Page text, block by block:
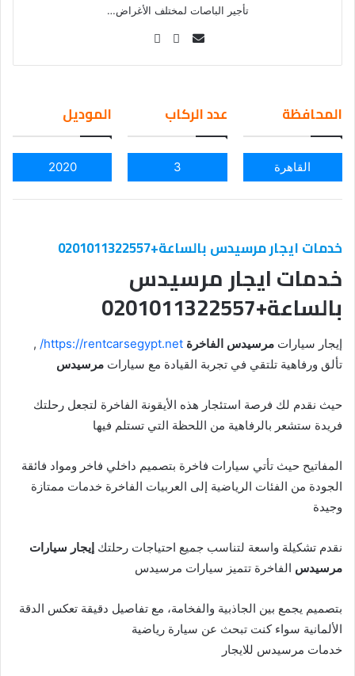
تأجير الباصات لمختلف الأغراض…
Se
ail
المحافظة
القاهرة
عدد الركاب
3
الموديل
2020
خدمات ايجار مرسيدس بالساعة+0201011322557
خدمات ايجار مرسيدس
بالساعة+0201011322557
إيجار سيارات مرسيدس الفاخرة https://rentcarsegypt.net/
,
تألق ورفاهية تلتقي في تجربة القيادة مع سيارات مرسيدس
حيث نقدم لك فرصة استئجار هذه الأيقونة الفاخرة لتجعل رحلتك
فريدة ستشعر بالرفاهية من اللحظة التي تستلم فيها
المفاتيح حيث تأتي سيارات فاخرة بتصميم داخلي فاخر ومواد فائقة
الجودة من الفئات الرياضية إلى العربيات الفاخرة خدمات ممتازة
وجيدة
نقدم تشكيلة واسعة لتناسب جميع احتياجات رحلتك إيجار سيارات
مرسيدس الفاخرة تتميز سيارات مرسيدس
بتصميم يجمع بين الجاذبية والفخامة، مع تفاصيل دقيقة تعكس الدقة
الألمانية سواء كنت تبحث عن سيارة رياضية
خدمات مرسيدس للايجار